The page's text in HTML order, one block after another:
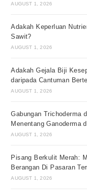
AUGUST 1, 2026
Adakah Keperluan
Sawit?
AUGUST 1, 2026
Adakah Gejala Biji
daripada Cantuman
AUGUST 1, 2026
Gabungan Trichoderma
Menentang Ganoderma
AUGUST 1, 2026
Pisang Berkulit Merah:
Berangan Di Pasaran
AUGUST 1, 2026